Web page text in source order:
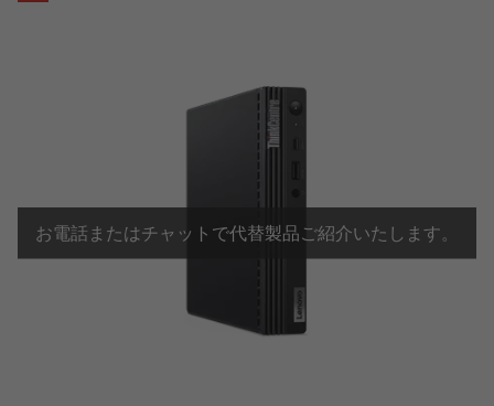
お電話またはチャットで代替製品ご紹介いたします。